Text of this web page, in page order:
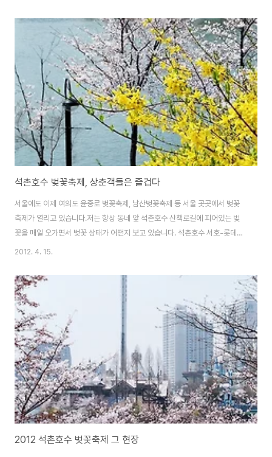
얼굴은 금세 웃음꽃이 피어납니다사진을 찍은 시간도 이미 밤 8시가 넘어선 늦
은 시각 석촌호숫가에는 산책이나 운동을 하려는 이들과 상춘객, 공연을 즐기
는 이들로 붐비더군요.그럼 석촌호수 야경 조명과 어울리는 벚꽃 사진 함께 감
상하세요~ 석촌호수 이전 사진 글 보기 2012/04/15 - [照片] - 석촌호수 벚
꽃축제, 상춘객들은 즐겁다..
석촌호수 벚꽃축제, 상춘객들은 즐겁다
서울에도 이제 여의도 윤중로 벚꽃축제, 남산벚꽃축제 등 서울 곳곳에서 벚꽃
축제가 열리고 있습니다.저는 항상 동네 앞 석촌호수 산책로길에 피어있는 벚
꽃을 매일 오가면서 벚꽃 상태가 어떤지 보고 있습니다. 석촌호수 서호-롯데월
드 방향쪽은 이미 만개한 꽃들이 많습니다. 같은 서호라고 해도 롯데월드 맞은
있습니다. 동호에는 화요일쯤 되면 벚꽃이 만개하지 않을까요?작년에 비해 아
직 벚꽃들의 채비가 늦네요. 연인, 가족 그리고 친구들과 함께 분홍색, 노란색
봄꽃 배경으로 사진을 담아내는 모습을 볼 수 있습니다.일요일인 오늘 날씨도
좋으니 봄꽃구경 하러 고고고~
2012. 4. 15.
2012 석촌호수 벚꽃축제 그 현장